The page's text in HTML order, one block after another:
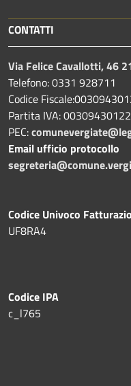
CONTATTI
Via Felice Cavallotti, 46
Telefono: 0331 928711
Codice
Partita IVA: 00309430122
PEC:
Email ufficio protocollo
Codice Univoco
UF8RA4
Codice IPA
c_l765